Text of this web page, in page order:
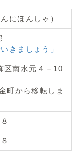
にほんしゃ）
きましょう」
南水元４－10
町から移転しま